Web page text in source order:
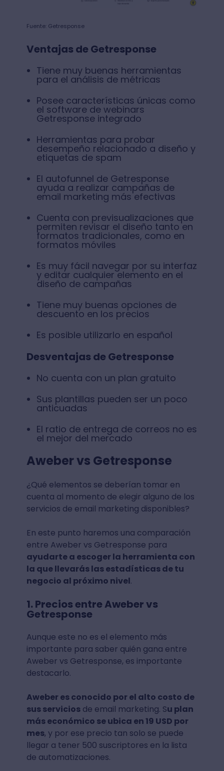
Fuente: Getresponse
Ventajas de Getresponse
Tiene muy buenas herramientas
para el análisis de métricas
Posee características únicas como
el software de webinars
Getresponse integrado
Herramientas para probar
desempeño relacionado a diseño y
etiquetas de spam
El autofunnel de Getresponse
ayuda a realizar campañas de
email marketing más efectivas
Cuenta con previsualizaciones que
permiten revisar el diseño tanto en
formatos tradicionales, como en
formatos móviles
Es muy fácil navegar por su interfaz
y editar cualquier elemento en el
diseño de campañas
Tiene muy buenas opciones de
descuento en los precios
Es posible utilizarlo en español
Desventajas de Getresponse
No cuenta con un plan gratuito
Sus plantillas pueden ser un poco
anticuadas
El ratio de entrega de correos no es
el mejor del mercado
Aweber vs Getresponse
¿Qué elementos se deberían tomar en
cuenta al momento de elegir alguno de los
servicios de email marketing disponibles?
En este punto haremos una comparación
entre Aweber vs Getresponse para
ayudarte a escoger la herramienta con
la que llevarás las estadísticas de tu
negocio al próximo nivel.
1. Precios entre Aweber vs
Getresponse
Aunque este no es el elemento más
importante para saber quién gana entre
Aweber vs Getresponse, es importante
destacarlo.
Aweber es conocido por el alto costo de
sus serviciosde email marketing. Su plan
más económico se ubica en 19 USD por
mes, y por ese precio tan solo se puede
llegar a tener 500 suscriptores en la lista
de automatizaciones.